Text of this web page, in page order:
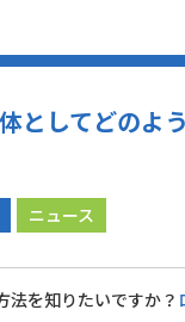
としてどのよ
ニュース
法を知りたいですか？